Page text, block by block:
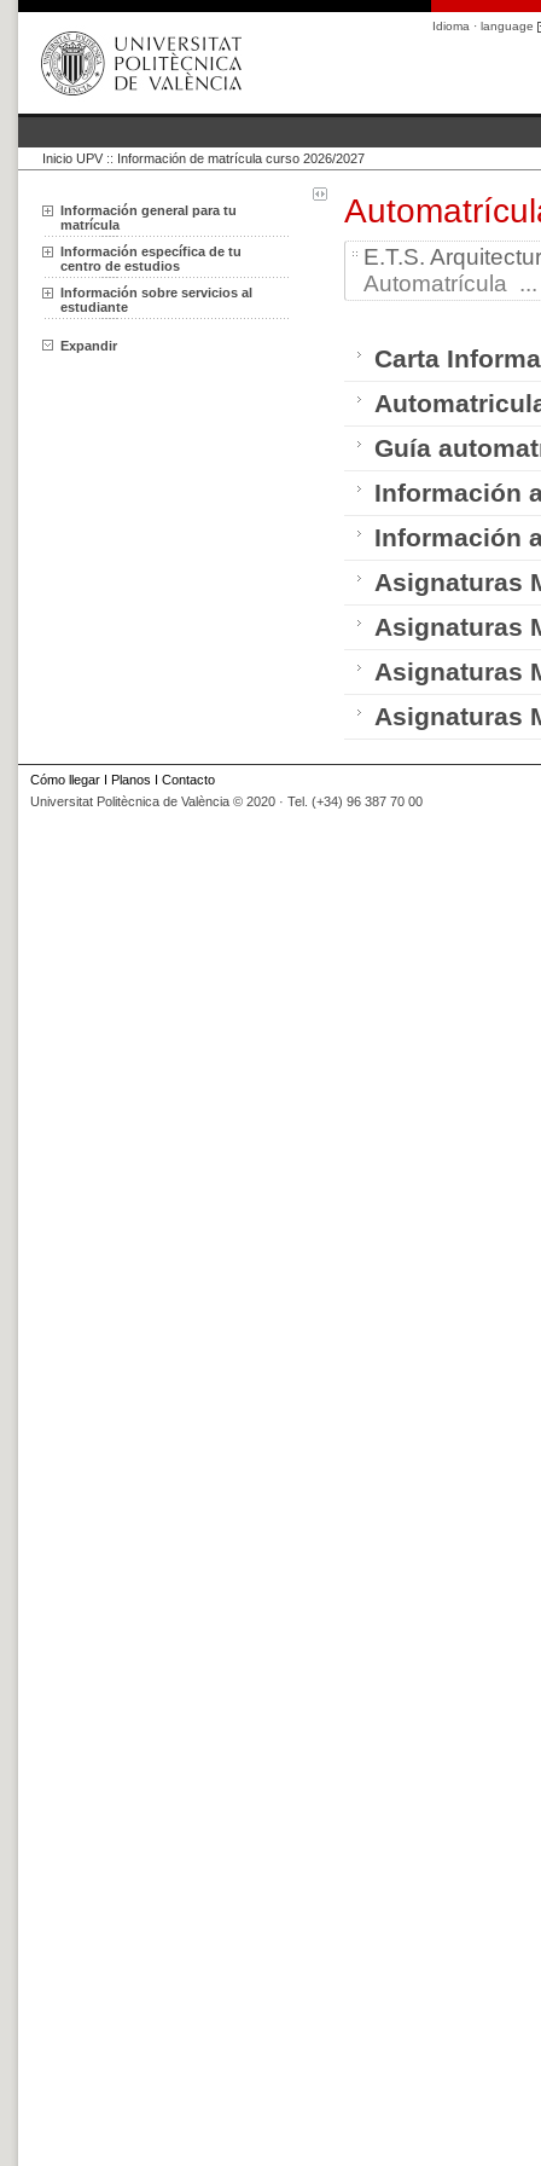
Idioma · language
Inicio UPV :: Información de matrícula curso 2026/2027
Información general para tu
matrícula
Información específica de tu
centro de estudios
Información sobre servicios al
estudiante
Expandir
E.T.S.
Automatrícula ...
Carta
Guía
Información
Información
Asignaturas
Asignaturas
Asignaturas
Asignaturas
Cómo llegar I Planos I Contacto
Universitat Politècnica de València © 2020 · Tel. (+34) 96 387 70 00